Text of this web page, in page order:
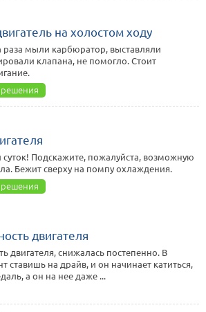
на холостом ходу
раза мыли карбюратор, выставляли
клапана, не помогло. Стоит
решения
Подскажите, пожалуйста, возможную
Бежит сверху на помпу охлаждения.
решения
двигателя
двигателя, снижалась постепенно. В
ставишь на драйв, и он начинает катиться,
а он на нее даже ...